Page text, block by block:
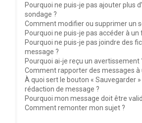
Pourquoi ne puis-je pas ajouter plus
sondage ?
Comment modifier ou supprimer un
Pourquoi ne puis-je pas accéder à un
Pourquoi ne puis-je pas joindre des
message ?
Pourquoi ai-je reçu un avertissement
Comment rapporter des messages à
À quoi sert le bouton « Sauvegarder
rédaction de message ?
Pourquoi mon message doit être
Comment remonter mon sujet ?